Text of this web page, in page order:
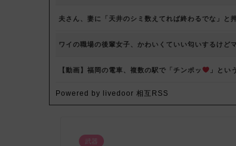
夫さん、妻に「天井のシミ数えてれば終わるでな」
ワイの職場の後輩女子、かわいくていい匂いするけど
【動画】福岡の電車、複数の駅で「チンポッ 」とい
Powered by livedoor 相互RSS
武器